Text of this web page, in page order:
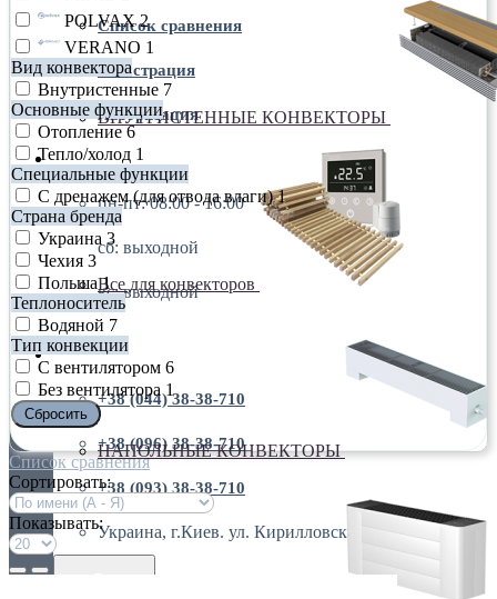
Список сравнения
Регистрация
Авторизация
пн-пт: 08:00 - 16:00
пн-пт: 08:00 - 16:00
сб: выходной
вс: выходной
+38 (044) 38-38-710
+38 (044) 38-38-710
+38 (096) 38-38-710
+38 (093) 38-38-710
Украина, г.Киев. ул. Кирилловская,160А
ВНУТРИСТЕННЫЕ КОНВЕКТОРЫ
Все для конвекторов
НАПОЛЬНЫЕ КОНВЕКТОРЫ
POLVAX 2
VERANO 1
Вид конвектора
Внутристенные 7
Основные функции
Отопление 6
Тепло/холод 1
Специальные функции
С дренажем (для отвода влаги) 1
Страна бренда
Украина 3
Чехия 3
Польша 1
Теплоноситель
Водяной 7
Тип конвекции
С вентилятором 6
Без вентилятора 1
Сбросить
Список сравнения
Сортировать:
Показывать: